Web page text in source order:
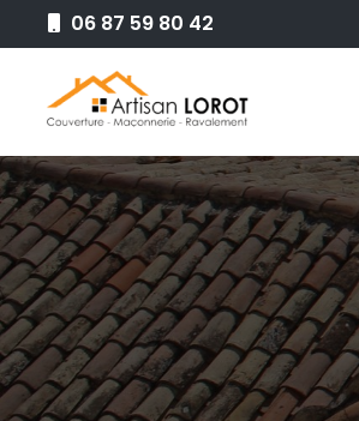
principal
06 87 59 80 42